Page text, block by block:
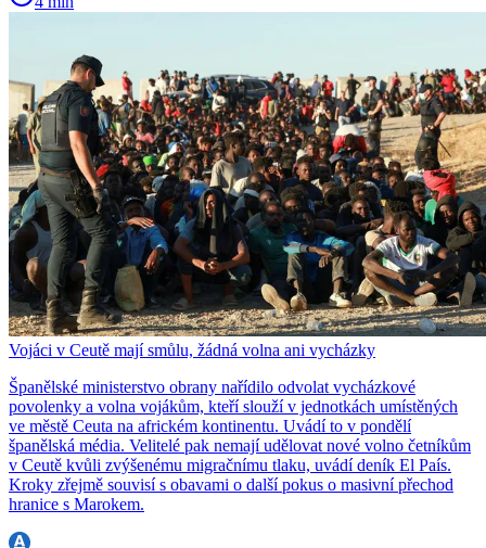
Vojáci v Ceutě mají smůlu, žádná volna ani vycházky
Španělské ministerstvo obrany nařídilo odvolat vycházkové
povolenky a volna vojákům, kteří slouží v jednotkách umístěných
ve městě Ceuta na africkém kontinentu. Uvádí to v pondělí
španělská média. Velitelé pak nemají udělovat nové volno četníkům
v Ceutě kvůli zvýšenému migračnímu tlaku, uvádí deník El País.
Kroky zřejmě souvisí s obavami o další pokus o masivní přechod
hranice s Marokem.